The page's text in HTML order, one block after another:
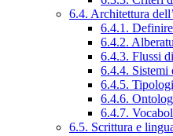
6.4. Architettura
6.4.1.
6.4.2.
6.4.3. Flussi
6.4.4. Sistemi
6.4.5.
6.4.6.
6.4.7.
6.5. Scrittura e